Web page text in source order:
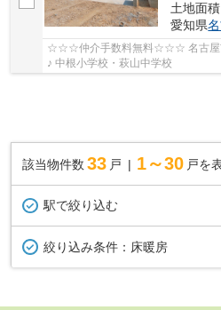
土地面
愛知県
☆☆☆仲介手数料無料☆☆☆ 名古屋
♪ 中根小学校・萩山中学校
該当物件数 33 戸 1～30 戸を
駅で絞り込む
絞り込み条件： 床暖房